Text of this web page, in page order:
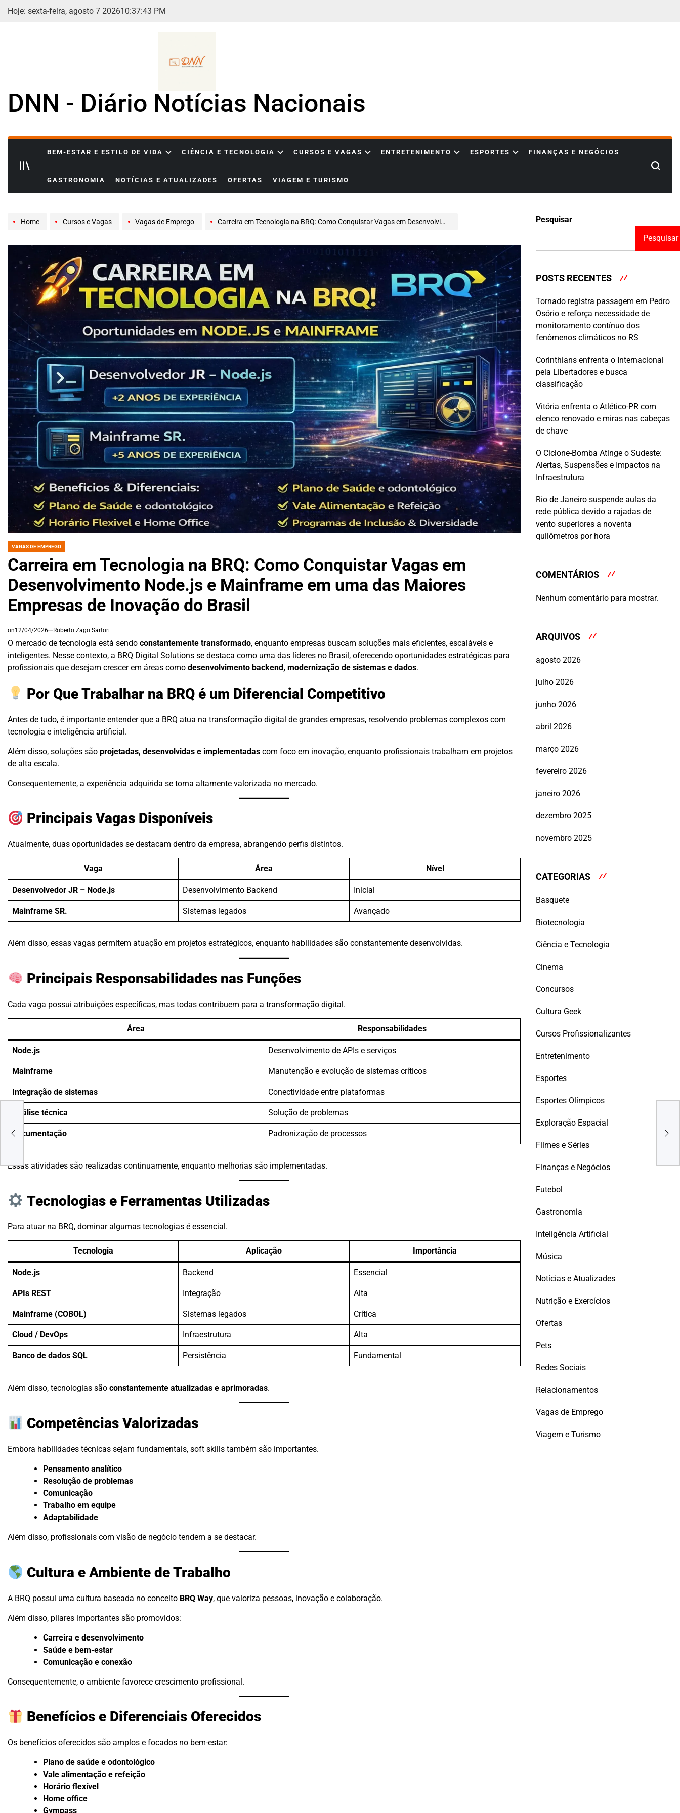
Skip
Hoje: sexta-feira, agosto 7 202610:37:44 PM
DNN - Diário Notícias Nacionais
BEM-ESTAR E ESTILO DE VIDA CIÊNCIA E TECNOLOGIA CURSOS E VAGAS ENTRETENIMENTO ESPORTES FINANÇAS E NEGÓCIOS
GASTRONOMIA NOTÍCIAS E ATUALIZADES OFERTAS VIAGEM E TURISMO
Search
Home Cursos e Vagas Vagas de Emprego Carreira em Tecnologia na BRQ: Como Conquistar Vagas em Desenvolvimento Node.js e Mainframe em uma das Maiores Empresas de Inovação do Brasil
POSTED
VAGAS DE EMPREGO
Carreira em Tecnologia na BRQ: Como Conquistar Vagas em
Desenvolvimento Node.js e Mainframe em uma das Maiores
Empresas de Inovação do Brasil
on12/04/2026 Roberto Zago Sartori
O mercado de tecnologia está sendo constantemente transformado, enquanto empresas buscam soluções mais eficientes, escaláveis e
inteligentes. Nesse contexto, a BRQ Digital Solutions se destaca como uma das líderes no Brasil, oferecendo oportunidades estratégicas para
profissionais que desejam crescer em áreas como desenvolvimento backend, modernização de sistemas e dados.
Por Que Trabalhar na BRQ é um Diferencial Competitivo
Antes de tudo, é importante entender que a BRQ atua na transformação digital de grandes empresas, resolvendo problemas complexos com
tecnologia e inteligência artificial.
Além disso, soluções são projetadas, desenvolvidas e implementadas com foco em inovação, enquanto profissionais trabalham em projetos
de alta escala.
Consequentemente, a experiência adquirida se torna altamente valorizada no mercado.
Principais Vagas Disponíveis
Atualmente, duas oportunidades se destacam dentro da empresa, abrangendo perfis distintos.
Vaga Área Nível
Desenvolvedor JR – Node.js Desenvolvimento Backend Inicial
Mainframe SR. Sistemas legados Avançado
Além disso, essas vagas permitem atuação em projetos estratégicos, enquanto habilidades são constantemente desenvolvidas.
Principais Responsabilidades nas Funções
Cada vaga possui atribuições específicas, mas todas contribuem para a transformação digital.
Área Responsabilidades
Node.js Desenvolvimento de APIs e serviços
Mainframe Manutenção e evolução de sistemas críticos
Integração de sistemas Conectividade entre plataformas
Análise técnica Solução de problemas
Documentação Padronização de processos
Essas atividades são realizadas continuamente, enquanto melhorias são implementadas.
Tecnologias e Ferramentas Utilizadas
Para atuar na BRQ, dominar algumas tecnologias é essencial.
Tecnologia Aplicação Importância
Node.js Backend Essencial
APIs REST Integração Alta
Mainframe (COBOL) Sistemas legados Crítica
Cloud / DevOps Infraestrutura Alta
Banco de dados SQL Persistência Fundamental
Além disso, tecnologias são constantemente atualizadas e aprimoradas.
Competências Valorizadas
Embora habilidades técnicas sejam fundamentais, soft skills também são importantes.
Pensamento analítico
Resolução de problemas
Comunicação
Trabalho em equipe
Adaptabilidade
Além disso, profissionais com visão de negócio tendem a se destacar.
Cultura e Ambiente de Trabalho
A BRQ possui uma cultura baseada no conceito BRQ Way, que valoriza pessoas, inovação e colaboração.
Além disso, pilares importantes são promovidos:
Carreira e desenvolvimento
Saúde e bem-estar
Comunicação e conexão
Consequentemente, o ambiente favorece crescimento profissional.
Benefícios e Diferenciais Oferecidos
Os benefícios oferecidos são amplos e focados no bem-estar:
Plano de saúde e odontológico
Vale alimentação e refeição
Horário flexível
Home office
Gympass
Pesquisar
Pesquisar
POSTS RECENTES
Tornado registra passagem em Pedro
Osório e reforça necessidade de
monitoramento contínuo dos
fenômenos climáticos no RS
Corinthians enfrenta o Internacional
pela Libertadores e busca
classificação
Vitória enfrenta o Atlético-PR com
elenco renovado e miras nas cabeças
de chave
O Ciclone-Bomba Atinge o Sudeste:
Alertas, Suspensões e Impactos na
Infraestrutura
Rio de Janeiro suspende aulas da
rede pública devido a rajadas de
vento superiores a noventa
quilômetros por hora
COMENTÁRIOS
Nenhum comentário para mostrar.
ARQUIVOS
agosto 2026
julho 2026
junho 2026
abril 2026
março 2026
fevereiro 2026
janeiro 2026
dezembro 2025
novembro 2025
CATEGORIAS
Basquete
Biotecnologia
Ciência e Tecnologia
Cinema
Concursos
Cultura Geek
Cursos Profissionalizantes
Entretenimento
Esportes
Esportes Olímpicos
Exploração Espacial
Filmes e Séries
Finanças e Negócios
Futebol
Gastronomia
Inteligência Artificial
Música
Notícias e Atualizades
Nutrição e Exercícios
Ofertas
Pets
Redes Sociais
Relacionamentos
Vagas de Emprego
Viagem e Turismo